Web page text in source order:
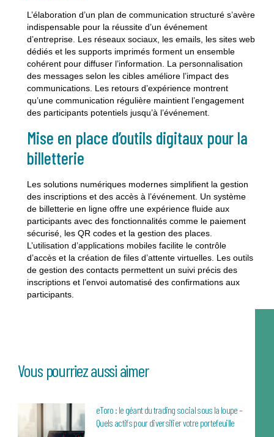
L’élaboration d’un plan de communication structuré s’avère
indispensable pour la réussite d’un événement
d’entreprise. Les réseaux sociaux, les emails, les sites web
dédiés et les supports imprimés forment un ensemble
cohérent pour diffuser l’information. La personnalisation
des messages selon les cibles améliore l’impact des
communications. Les retours d’expérience montrent
qu’une communication régulière maintient l’engagement
des participants potentiels jusqu’à l’événement.
Mise en place d’outils digitaux pour la
billetterie
Les solutions numériques modernes simplifient la gestion
des inscriptions et des accès à l’événement. Un système
de billetterie en ligne offre une expérience fluide aux
participants avec des fonctionnalités comme le paiement
sécurisé, les QR codes et la gestion des places.
L’utilisation d’applications mobiles facilite le contrôle
d’accès et la création de files d’attente virtuelles. Les outils
de gestion des contacts permettent un suivi précis des
inscriptions et l’envoi automatisé des confirmations aux
participants.
Vous pourriez aussi aimer
eToro : le géant du trading social sous la loupe –
Quels actifs pour diversifier votre portefeuille